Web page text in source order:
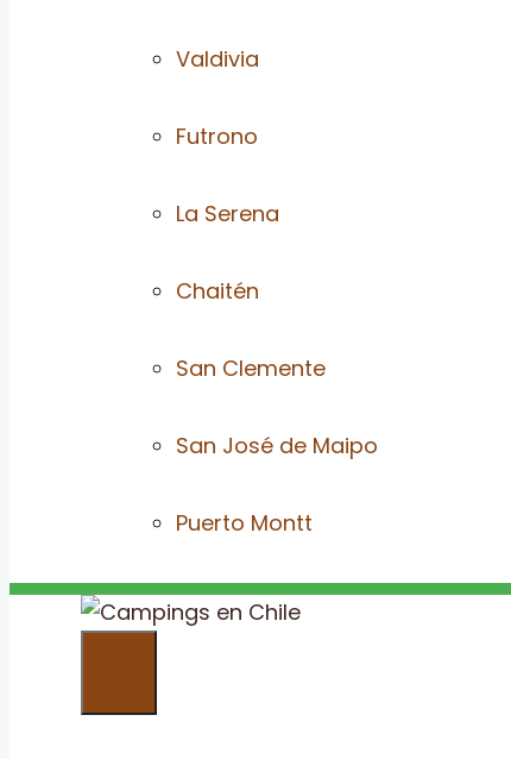
Valdivia
Futrono
La Serena
Chaitén
San Clemente
San José de Maipo
Puerto Montt